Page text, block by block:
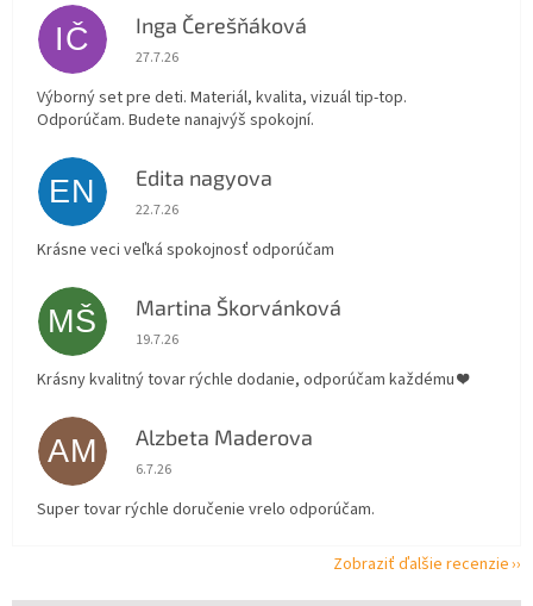
IČ Inga Čerešňáková
Hodnotenie obchodu je 5 z 5 hviezdičiek.
27.7.26
Výborný set pre deti. Materiál, kvalita, vizuál tip-top.
Odporúčam. Budete nanajvýš spokojní.
EN Edita nagyova
Hodnotenie obchodu je 5 z 5 hviezdičiek.
22.7.26
Krásne veci veľká spokojnosť odporúčam
MŠ Martina Škorvánková
Hodnotenie obchodu je 5 z 5 hviezdičiek.
19.7.26
Krásny kvalitný tovar rýchle dodanie, odporúčam každému ❤️
AM Alzbeta Maderova
Hodnotenie obchodu je 5 z 5 hviezdičiek.
6.7.26
Super tovar rýchle doručenie vrelo odporúčam.
Zobraziť ďalšie recenzie